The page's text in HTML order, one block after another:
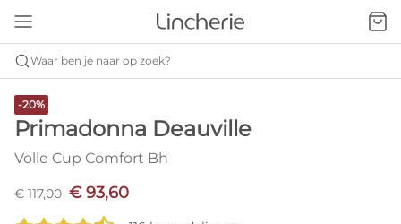
Waar ben je naar op zoek?
-20%
Primadonna Deauville
Volle Cup Comfort Bh
€ 117,00 € 93,60